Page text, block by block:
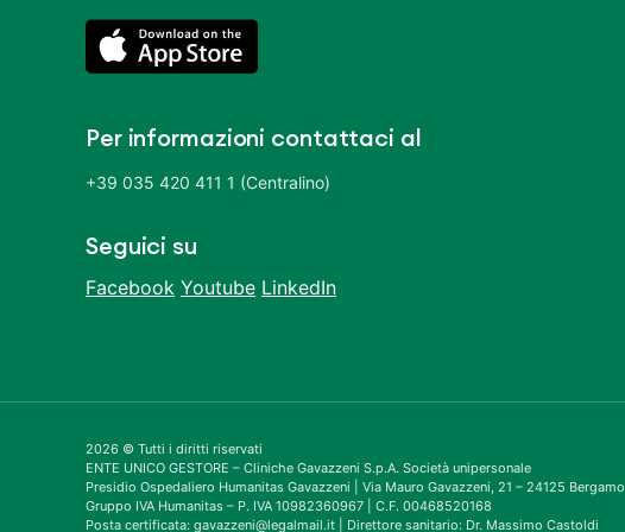
Per informazioni contattaci al
+39 035 420 411 1 (Centralino)
Seguici su
Facebook Youtube LinkedIn
2026 © Tutti i diritti riservati
ENTE UNICO GESTORE – Cliniche Gavazzeni S.p.A. Società unipersonale
Presidio Ospedaliero Humanitas Gavazzeni | Via Mauro Gavazzeni, 21 – 24125 Bergamo
Gruppo IVA Humanitas – P. IVA 10982360967 | C.F. 00468520168
Posta certificata: gavazzeni@legalmail.it | Direttore sanitario: Dr. Massimo Castoldi